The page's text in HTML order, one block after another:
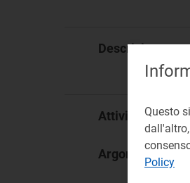
Descrizione:
Attività:
Argomento:
Questo
Policy